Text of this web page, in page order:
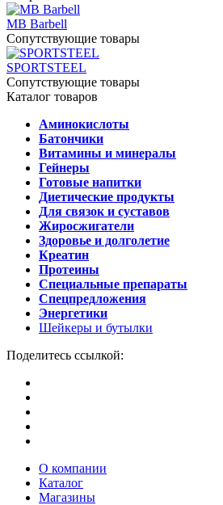
MB Barbell
Сопутствующие товары
SPORTSTEEL
Сопутствующие товары
Каталог товаров
Аминокислоты
Батончики
Витамины и минералы
Гейнеры
Готовые напитки
Диетические продукты
Для связок и суставов
Жиросжигатели
Здоровье и долголетие
Креатин
Протеины
Специальные препараты
Спецпредложения
Энергетики
Шейкеры и бутылки
Поделитесь ссылкой:
О компании
Каталог
Магазины